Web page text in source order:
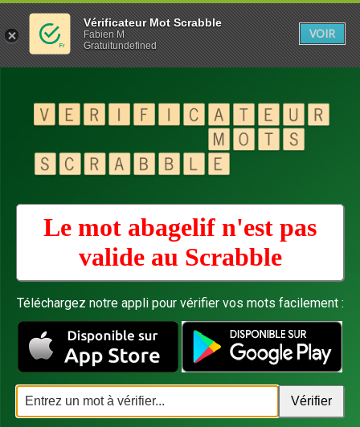
Le mot abagelif n'est pas
valide au Scrabble
Téléchargez notre appli pour vérifier vos mots facilement :
Vérificateur Mot Scrabble
Fabien M
Gratuitundefined
VOIR